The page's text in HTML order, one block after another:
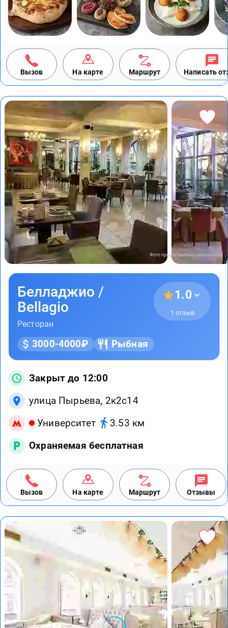
Вызов На карте Маршрут Написать
Фото предоставлены заведением
Белладжио /
Bellagio
Ресторан
1.0
1 отзыв
3000-4000₽ Рыбная
Закрыт до 12:00
улица Пырьева, 2к2с14
Университет
3.53 км
Охраняемая бесплатная
Вызов На карте Маршрут Отзывы